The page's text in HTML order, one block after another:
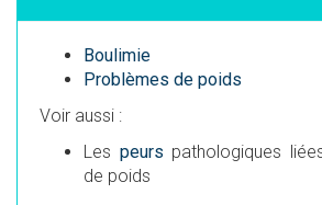
Boulimie
Problèmes de poids
Voir aussi :
Les peurs pathologiques
de poids